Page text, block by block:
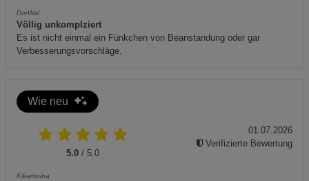
DorWal
Völlig unkomplziert
Es ist nicht einmal ein Fünkchen von Beanstandung oder gar
Verbesserungsvorschläge.
Wie neu
5.0 / 5.0
Kikamoina
01.07.2026
Verifizierte Bewertung